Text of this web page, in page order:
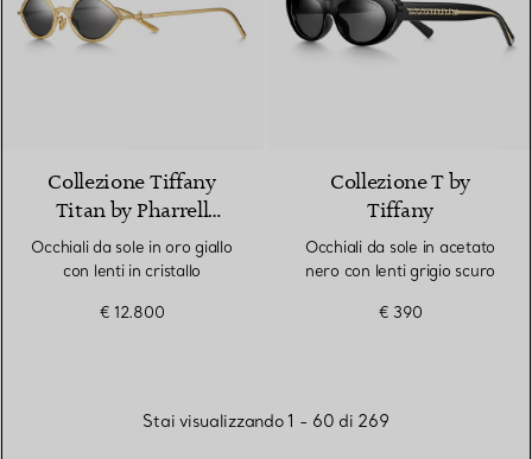
Collezione Tiffany
Titan by Pharrell
Williams
Occhiali da sole in oro giallo
con lenti in cristallo
€ 12.800
Collezione T by
Tiffany
Occhiali da sole in acetato
nero con lenti grigio scuro
€ 390
Stai visualizzando 1 - 60 di 269